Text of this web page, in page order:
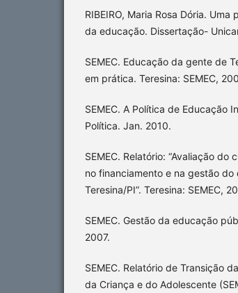
RIBEIRO, Maria Rosa Dória.
da educação. Dissertação-
SEMEC. Educação da gente de
em prática. Teresina: SEMEC,
SEMEC. A Política de Educação
Política. Jan. 2010.
SEMEC. Relatório: “Avaliação
no financiamento e na gestão
Teresina/PI”. Teresina: SEMEC,
SEMEC. Gestão da educação
2007.
SEMEC. Relatório de Transição
da Criança e do Adolescente